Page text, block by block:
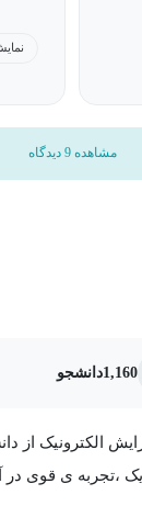
مشاهده 9 دیدگاه
1,160دانشجو
،تجربه ی قوی در